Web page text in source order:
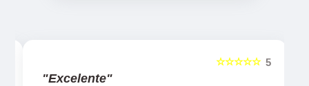
5
☆☆☆☆☆
"Excelente"